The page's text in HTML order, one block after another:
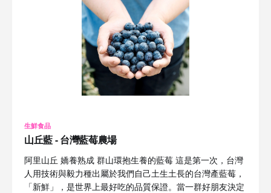
生鮮食品
山丘藍 - 台灣藍莓農場
阿里山丘 嬌養熟成 群山環抱生養的藍莓 這是第一次，台灣
人用技術與毅力種出屬於我們自己土生土長的台灣產藍莓，
「新鮮」，是世界上最好吃的品質保證。當一群好朋友決定